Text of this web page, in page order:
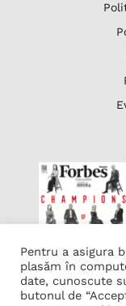
Pentru a asigura
plasăm în
date, cunoscute
butonul de